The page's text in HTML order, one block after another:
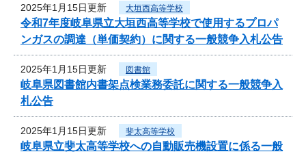
2025年1月15日更新 大垣西高等学校
令和7年度岐阜県立大垣西高等学校で使用するプロパ
ンガスの調達（単価契約）に関する一般競争入札公告
2025年1月15日更新 図書館
岐阜県図書館内書架点検業務委託に関する一般競争入
札公告
2025年1月15日更新 斐太高等学校
岐阜県立斐太高等学校への自動販売機設置に係る一般